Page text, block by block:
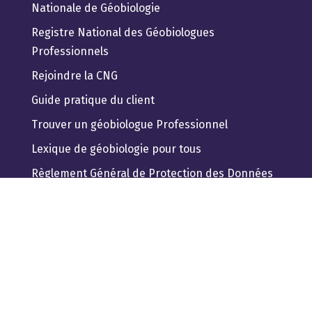
Nationale de Géobiologie
Registre National des Géobiologues
Professionnels
Rejoindre la CNG
Guide pratique du client
Trouver un géobiologue Professionnel
Lexique de géobiologie pour tous
Règlement Général de Protection des Données